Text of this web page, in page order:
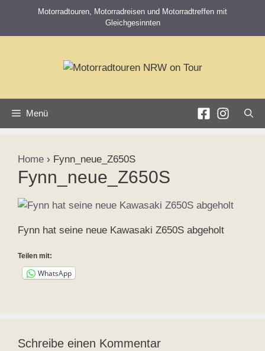
springen
Motorradtouren, Motorradreisen und Motorradtreffen mit
Gleichgesinnten
Menü
Home › Fynn_neue_Z650S
Fynn_neue_Z650S
Fynn hat seine neue Kawasaki Z650S abgeholt
Teilen mit:
WhatsApp
Schreibe einen Kommentar